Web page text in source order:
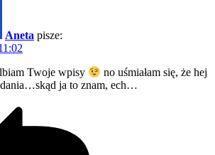
Aneta pisze:
Twoje wpisy
no uśmiałam się, że hej
ja to znam, ech…